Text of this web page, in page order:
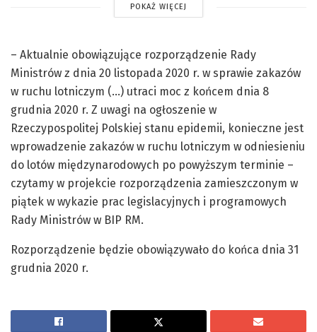
POKAŻ WIĘCEJ
– Aktualnie obowiązujące rozporządzenie Rady
Ministrów z dnia 20 listopada 2020 r. w sprawie zakazów
w ruchu lotniczym (…) utraci moc z końcem dnia 8
grudnia 2020 r. Z uwagi na ogłoszenie w
Rzeczypospolitej Polskiej stanu epidemii, konieczne jest
wprowadzenie zakazów w ruchu lotniczym w odniesieniu
do lotów międzynarodowych po powyższym terminie –
czytamy w projekcie rozporządzenia zamieszczonym w
piątek w wykazie prac legislacyjnych i programowych
Rady Ministrów w BIP RM.
Rozporządzenie będzie obowiązywało do końca dnia 31
grudnia 2020 r.